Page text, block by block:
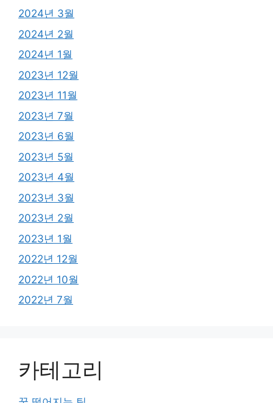
2024년 3월
2024년 2월
2024년 1월
2023년 12월
2023년 11월
2023년 7월
2023년 6월
2023년 5월
2023년 4월
2023년 3월
2023년 2월
2023년 1월
2022년 12월
2022년 10월
2022년 7월
카테고리